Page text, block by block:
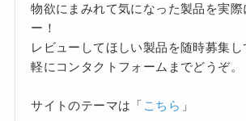
物欲にまみれて気になった製品を実際
ー！
レビューしてほしい製品を随時募集
軽にコンタクトフォームまでどうぞ。
サイトのテーマは「 こちら 」